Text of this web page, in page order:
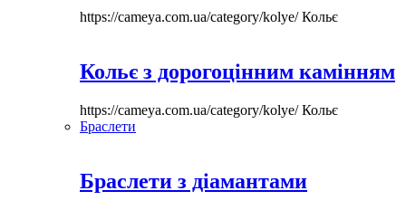
https://cameya.com.ua/category/kolye/Кольє
Кольє з дорогоцінним камінням
https://cameya.com.ua/category/kolye/Кольє
Браслети
Браслети з діамантами